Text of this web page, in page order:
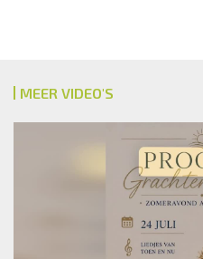
MEER VIDEO'S